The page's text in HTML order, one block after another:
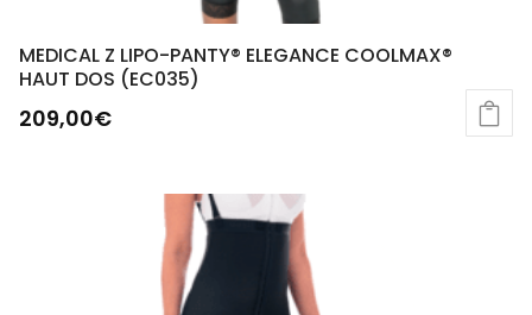
MEDICAL Z LIPO-PANTY® ELEGANCE COOLMAX®
HAUT DOS (EC035)
209,00€